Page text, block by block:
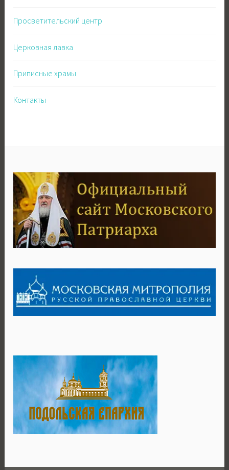
Просветительский центр
Церковная лавка
Приписные храмы
Контакты